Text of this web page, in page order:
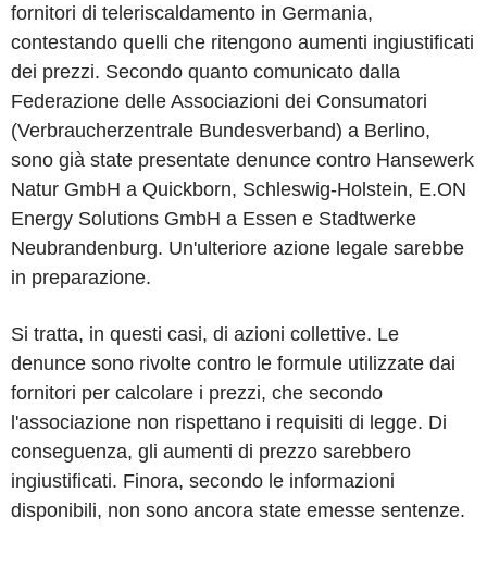
fornitori di teleriscaldamento in Germania,
contestando quelli che ritengono aumenti ingiustificati
dei prezzi. Secondo quanto comunicato dalla
Federazione delle Associazioni dei Consumatori
(Verbraucherzentrale Bundesverband) a Berlino,
sono già state presentate denunce contro Hansewerk
Natur GmbH a Quickborn, Schleswig-Holstein, E.ON
Energy Solutions GmbH a Essen e Stadtwerke
Neubrandenburg. Un'ulteriore azione legale sarebbe
in preparazione.
Si tratta, in questi casi, di azioni collettive. Le
denunce sono rivolte contro le formule utilizzate dai
fornitori per calcolare i prezzi, che secondo
l'associazione non rispettano i requisiti di legge. Di
conseguenza, gli aumenti di prezzo sarebbero
ingiustificati. Finora, secondo le informazioni
disponibili, non sono ancora state emesse sentenze.